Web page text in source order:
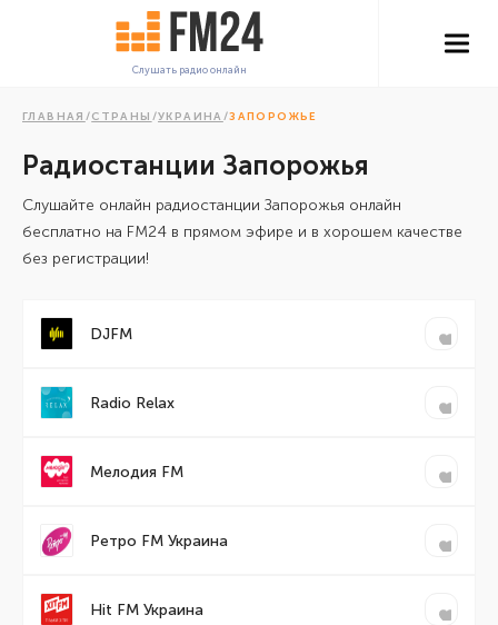
Слушать радио онлайн
ГЛАВНАЯ /СТРАНЫ /УКРАИНА /ЗАПОРОЖЬЕ
Радиостанции Запорожья
Cлушайте онлайн радиостанции Запорожья онлайн
бесплатно на FM24 в прямом эфире и в хорошем качестве
без регистрации!
DJFM
Radio Relax
Мелодия FM
Ретро FM Украина
Hit FM Украина